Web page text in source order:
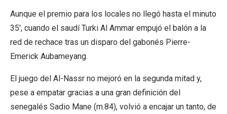
Aunque el premio para los locales no llegó hasta el minuto
35′, cuando el saudí Turki Al Ammar empujó el balón a la
red de rechace tras un disparo del gabonés Pierre-
Emerick Aubameyang.
El juego del Al-Nassr no mejoró en la segunda mitad y,
pese a empatar gracias a una gran definición del
senegalés Sadio Mane (m.84), volvió a encajar un tanto, de